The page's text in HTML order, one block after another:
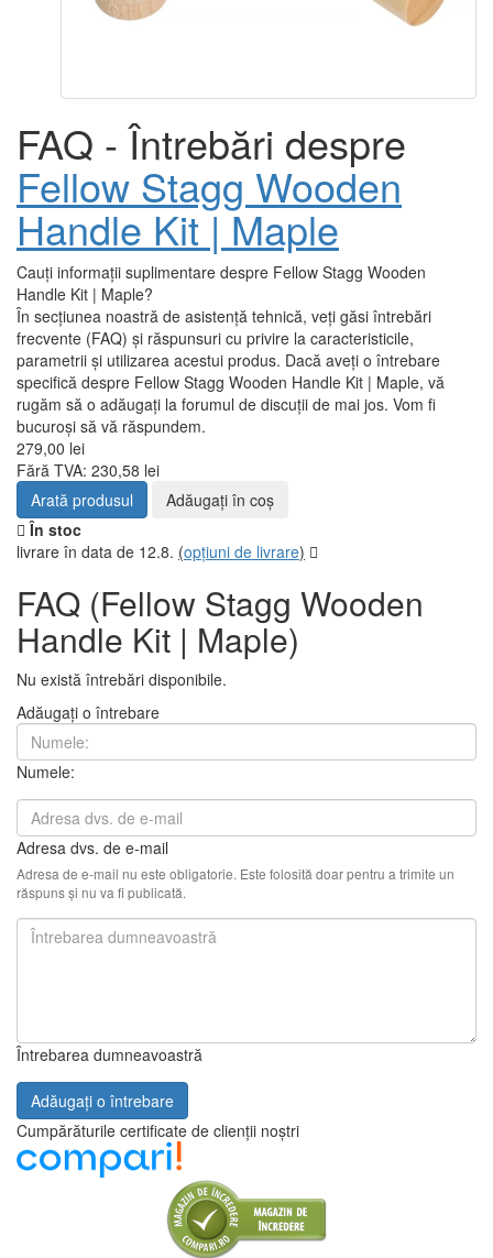
FAQ - Întrebări despre
Fellow Stagg Wooden
Handle Kit | Maple
Cauți informații suplimentare despre Fellow Stagg Wooden
Handle Kit | Maple?
În secțiunea noastră de asistență tehnică, veți găsi întrebări
frecvente (FAQ) și răspunsuri cu privire la caracteristicile,
parametrii și utilizarea acestui produs. Dacă aveți o întrebare
specifică despre Fellow Stagg Wooden Handle Kit | Maple, vă
rugăm să o adăugați la forumul de discuții de mai jos. Vom fi
bucuroși să vă răspundem.
279,00 lei
Fără TVA: 230,58 lei
Arată produsul
Adăugați în coş
În stoc
livrare în data de 12.8. (opțiuni de livrare)
FAQ (Fellow Stagg Wooden
Handle Kit | Maple)
Nu există întrebări disponibile.
Adăugați o întrebare
Numele:
Adresa dvs. de e-mail
Adresa de e-mail nu este obligatorie. Este folosită doar pentru a trimite un
răspuns și nu va fi publicată.
Întrebarea dumneavoastră
Adăugați o întrebare
Cumpărăturile certificate de clienții noștri